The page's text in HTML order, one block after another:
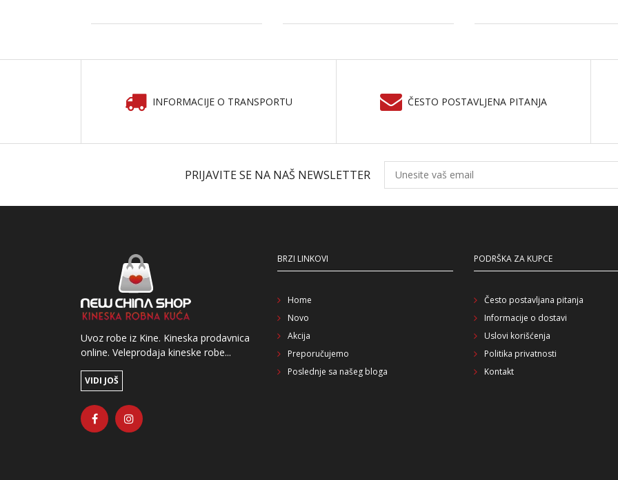
INFORMACIJE O TRANSPORTU ČESTO POSTAVLJENA PITANJA
PRIJAVITE SE NA NAŠ NEWSLETTER
Uvoz robe iz Kine. Kineska prodavnica
online. Veleprodaja kineske robe...
VIDI JOŠ
BRZI LINKOVI
Home
Novo
Akcija
Preporučujemo
Poslednje sa našeg bloga
PODRŠKA ZA KUPCE
Često postavljana pitanja
Informacije o dostavi
Uslovi korišćenja
Politika privatnosti
Kontakt